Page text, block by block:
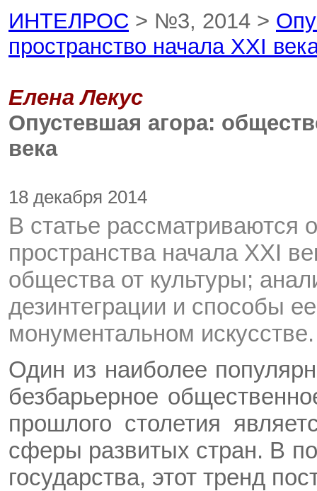
ИНТЕЛРОС > №3, 2014 >
пространство начала XXI
Елена Лекус
Опустевшая агора:
века
18 декабря 2014
В статье рассматриваются
пространства начала XXI
общества от культуры;
дезинтеграции и способы
монументальном искусстве.
Один из наиболее
безбарьерное
прошлого столетия
сферы развитых стран. В
государства, этот тренд